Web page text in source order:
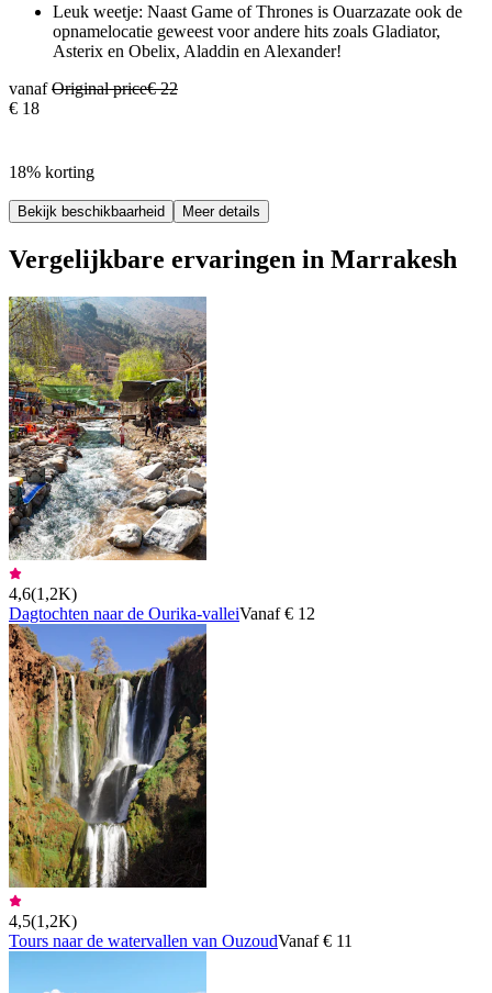
Leuk weetje: Naast Game of Thrones is Ouarzazate ook de
opnamelocatie geweest voor andere hits zoals Gladiator,
Asterix en Obelix, Aladdin en Alexander!
vanafOriginal price€ 22
€ 18
18% korting
Bekijk beschikbaarheid Meer details
Vergelijkbare ervaringen in Marrakesh
4,6(1,2K)
Dagtochten naar de Ourika-valleiVanaf € 12
4,5(1,2K)
Tours naar de watervallen van OuzoudVanaf € 11